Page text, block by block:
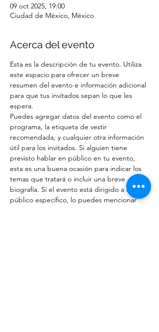
09 oct 2025, 19:00
Ciudad de México, México
Acerca del evento
Esta es la descripción de tu evento. Utiliza
este espacio para ofrecer un breve
resumen del evento e información adicional
para que tus invitados sepan lo que les
espera.
Puedes agregar datos del evento como el
programa, la etiqueta de vestir
recomendada, y cualquier otra información
útil para los invitados. Si alguien tiene
previsto hablar en público en tu evento,
esta es una buena ocasión para indicar los
temas que tratará o incluir una breve
biografía. Si el evento está dirigido a un
público específico, lo puedes mencionar